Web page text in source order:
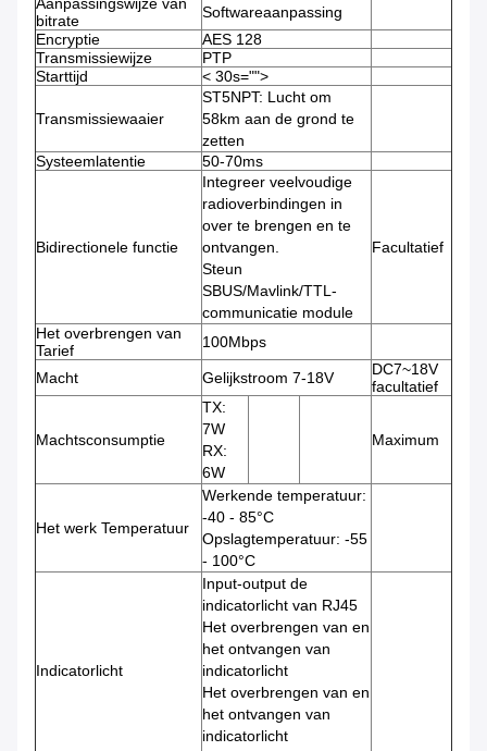
Aanpassingswijze van
bitrate
Softwareaanpassing
Encryptie
AES 128
Transmissiewijze
PTP
Starttijd
< 30s="">
Transmissiewaaier
ST5NPT: Lucht om
58km aan de grond te
zetten
Systeemlatentie
50-70ms
Bidirectionele functie
Integreer veelvoudige
radioverbindingen in
over te brengen en te
ontvangen.
Steun
SBUS/Mavlink/TTL-
communicatie module
Facultatief
Het overbrengen van
Tarief
100Mbps
Macht Gelijkstroom 7-18V
DC7~18V
facultatief
Machtsconsumptie
TX:
7W
RX:
6W
Maximum
Het werk Temperatuur
Werkende temperatuur:
-40 - 85°C
Opslagtemperatuur: -55
- 100°C
Indicatorlicht
Input-output de
indicatorlicht van RJ45
Het overbrengen van en
het ontvangen van
indicatorlicht
Het overbrengen van en
het ontvangen van
indicatorlicht